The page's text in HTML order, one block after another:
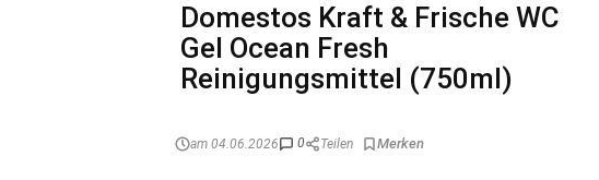
Domestos Kraft & Frische WC
Gel Ocean Fresh
Reinigungsmittel (750ml)
am 04.06.2026 0 Teilen